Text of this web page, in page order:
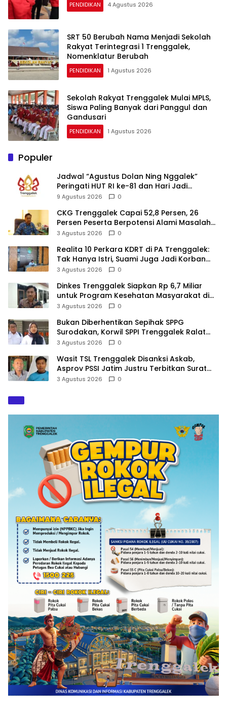
PENDIDIKAN 4 Agustus 2026
SRT 50 Berubah Nama Menjadi Sekolah
Rakyat Terintegrasi 1 Trenggalek,
Nomenklatur Berubah
PENDIDIKAN 1 Agustus 2026
Sekolah Rakyat Trenggalek Mulai MPLS,
Siswa Paling Banyak dari Panggul dan
Gandusari
PENDIDIKAN 1 Agustus 2026
Populer
Jadwal “Agustus Dolan Ning Nggalek”
Peringati HUT RI ke-81 dan Hari Jadi
Trenggalek ke-832
9 Agustus 2026 0
CKG Trenggalek Capai 52,8 Persen, 26
Persen Peserta Berpotensi Alami Masalah
Kejiwaan
3 Agustus 2026 0
Realita 10 Perkara KDRT di PA Trenggalek:
Tak Hanya Istri, Suami Juga Jadi Korban
Kekerasan
3 Agustus 2026 0
Dinkes Trenggalek Siapkan Rp 6,7 Miliar
untuk Program Kesehatan Masyarakat di
2027
3 Agustus 2026 0
Bukan Diberhentikan Sepihak SPPG
Surodakan, Korwil SPPI Trenggalek Ralat
Pernyataan Soal Permata Umat Tolak MBG
3 Agustus 2026 0
Wasit TSL Trenggalek Disanksi Askab,
Asprov PSSI Jatim Justru Terbitkan Surat
Tugas di Hari yang Sama
3 Agustus 2026 0